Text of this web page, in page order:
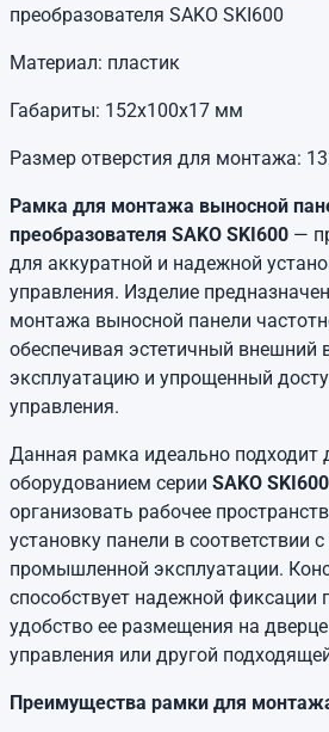
преобразователя SAKO SKI600
Материал: пластик
Габариты: 152х100х17 мм
Размер отверстия для монтажа:
Рамка для монтажа выносной
преобразователя SAKO SKI600 —
для аккуратной и надежной
управления. Изделие
монтажа выносной панели
обеспечивая эстетичный
эксплуатацию и упрощенный
управления.
Данная рамка идеально подходит
оборудованием серии SAKO SKI600
организовать рабочее
установку панели в соответствии
промышленной эксплуатации.
способствует надежной фиксации
удобство ее размещения на
управления или другой
Преимущества рамки для